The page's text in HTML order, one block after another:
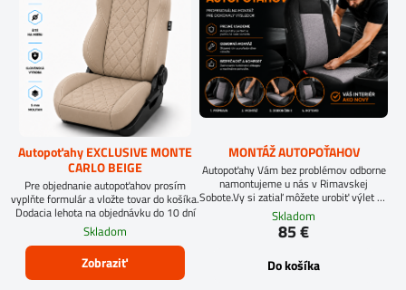
Autopoťahy EXCLUSIVE MONTE
CARLO BEIGE
Pre objednanie autopoťahov prosím
vyplňte formulár a vložte tovar do košíka.
Dodacia lehota na objednávku do 10 dní
Skladom
Zobraziť
MONTÁŽ AUTOPOŤAHOV
Autopoťahy Vám bez problémov odborne
namontujeme u nás v Rimavskej
Sobote.Vy si zatiaľ môžete urobiť výlet do
blízkeho okolia, dať si dobrý obed v
nedalekej kolibe, alebo si vychutnať
dobrú kávu priamo u nás.
Skladom
85 €
Do košíka